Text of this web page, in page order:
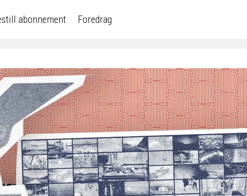
abonnement Foredrag